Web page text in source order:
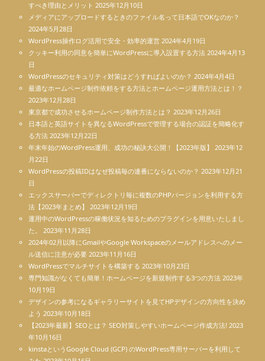
すべき理由とメリット 2025年12月10日
メディアにアップロードするときのファイル名って日本語でOKなのか？
2024年5月28日
WordPress操作ログ活用で安全・効率的運営 2024年4月19日
クッキー利用の同意を簡単にWordPressに導入設置する方法 2024年4月13
日
WordPressのセキュリティ対策はどうすればよいのか？ 2024年4月4日
最適なホームページ制作依頼をする方法とホームページ運用方法とは！？
2023年12月28日
東京都で成功させるホームページ制作方法とは？ 2023年12月26日
日本語と英語サイトを異なるWordPressで管理する場合の認証を簡略化す
る方法 2023年12月22日
年末年始のWordPress運用、成功の秘訣大公開！【2023年版】
2023年12
月22日
WordPressの投稿IDはなぜ投稿毎の連番にならないのか？ 2023年12月21
日
エックスサーバーでディレクトリ毎に複数のPHPバージョンを利用する方
法【2023年まとめ】
2023年12月19日
運用中のWordPressの稼働状況を知るためのプラグインを用意いたしまし
た。
2023年11月28日
2024年02月以降にGmailやGoogle Workspaceのメールアドレスへのメー
ル送信に注意が必要 2023年11月16日
WordPressでマルチサイトを構築する 2023年10月23日
専門知識がなくても簡単！ホームページを新規制作する3つの方法 2023年
10月19日
デザインの参考になるギャラリーサイトを見てHPデザインの方向性を決め
よう 2023年10月18日
【2023年最新】SEOとは？ SEO対策しやすいホームページ作成方法! 2023
年10月16日
kinstaというGoogle Cloud (GCP) のWordPress専用サーバーを利用して